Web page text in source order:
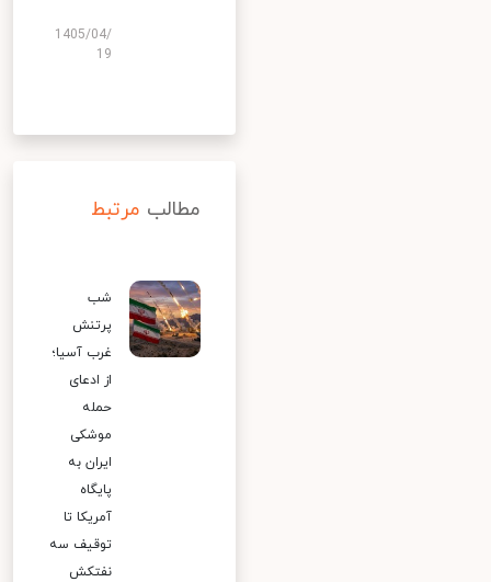
1405/04/
19
مطالب مرتبط
شب
پرتنش
غرب آسیا؛
از ادعای
حمله
موشکی
ایران به
پایگاه
آمریکا تا
توقیف سه
نفتکش